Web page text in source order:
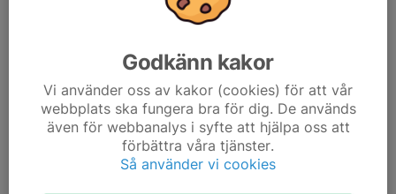
Godkänn kakor
Vi använder oss av kakor (cookies) för att vår
webbplats ska fungera bra för dig. De används
även för webbanalys i syfte att hjälpa oss att
förbättra våra tjänster.
Så använder vi cookies